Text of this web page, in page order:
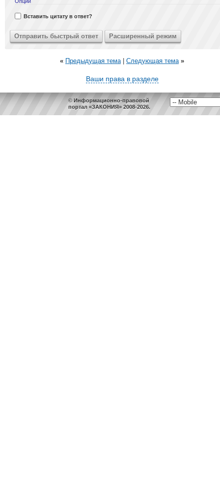
Вставить цитату в ответ?
« Предыдущая тема| Следующая тема »
Ваши права в разделе
© Информационно-правовой
портал «ЗАКОНИЯ» 2008-2026.